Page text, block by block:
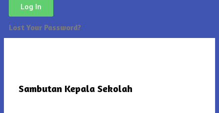
Log In
Lost Your Password?
Sambutan Kepala Sekolah